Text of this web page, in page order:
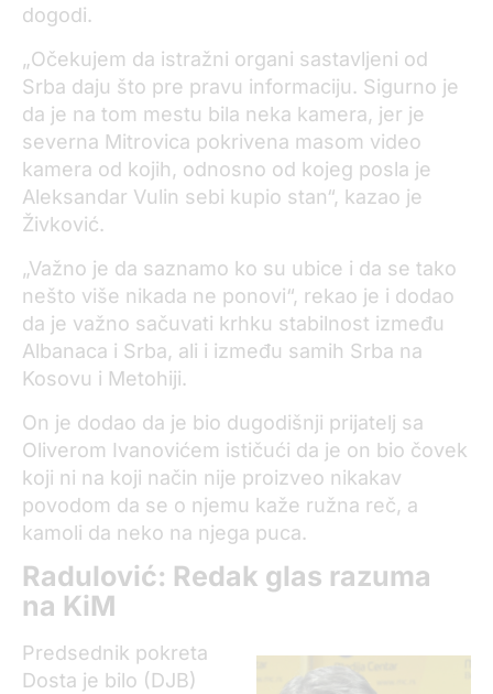
dogodi.
„Očekujem da istražni organi sastavljeni od
Srba daju što pre pravu informaciju. Sigurno je
da je na tom mestu bila neka kamera, jer je
severna Mitrovica pokrivena masom video
kamera od kojih, odnosno od kojeg posla je
Aleksandar Vulin sebi kupio stan“, kazao je
Živković.
„Važno je da saznamo ko su ubice i da se tako
nešto više nikada ne ponovi“, rekao je i dodao
da je važno sačuvati krhku stabilnost između
Albanaca i Srba, ali i između samih Srba na
Kosovu i Metohiji.
On je dodao da je bio dugodišnji prijatelj sa
Oliverom Ivanovićem ističući da je on bio čovek
koji ni na koji način nije proizveo nikakav
povodom da se o njemu kaže ružna reč, a
kamoli da neko na njega puca.
Radulović: Redak glas razuma
na KiM
Predsednik pokreta
Dosta je bilo (DJB)